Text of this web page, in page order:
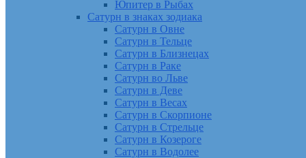
Юпитер в Рыбах
Сатурн в знаках зодиака
Сатурн в Овне
Сатурн в Тельце
Сатурн в Близнецах
Сатурн в Раке
Сатурн во Льве
Сатурн в Деве
Сатурн в Весах
Сатурн в Скорпионе
Сатурн в Стрельце
Сатурн в Козероге
Сатурн в Водолее